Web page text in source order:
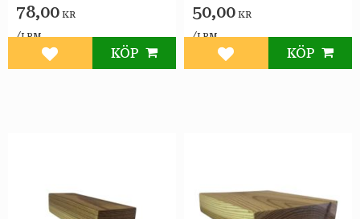
78,00 KR
/LPM
Lägg till i favoriter
KÖP
50,00 KR
/LPM
Lägg till i favoriter
KÖP